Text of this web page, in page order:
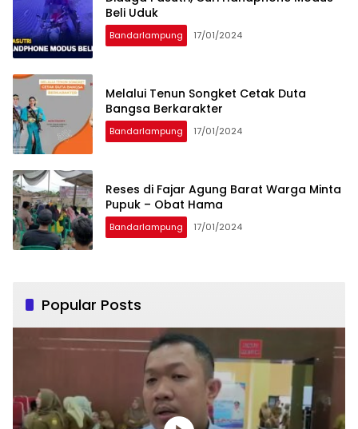
Beli Uduk
Bandarlampung 17/01/2024
Melalui Tenun Songket Cetak Duta
Bangsa Berkarakter
Bandarlampung 17/01/2024
Reses di Fajar Agung Barat Warga Minta
Pupuk – Obat Hama
Bandarlampung 17/01/2024
Popular Posts